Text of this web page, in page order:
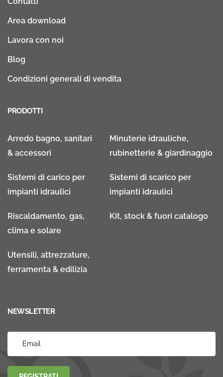
Area download
Lavora con noi
Blog
Condizioni generali di vendita
PRODOTTI
Arredo bagno, sanitari
& accessori
Minuterie idrauliche,
rubinetterie & giardinaggio
Sistemi di carico per
impianti idraulici
Sistemi di scarico per
impianti idraulici
Riscaldamento, gas,
clima e solare
Kit, stock & fuori catalogo
Utensili, attrezzature,
ferramenta & edilizia
NEWSLETTER